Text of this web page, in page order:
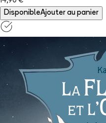
DisponibleAjouter au panier